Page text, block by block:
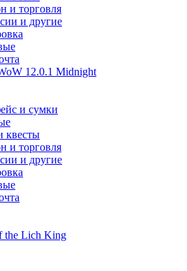
и торговля
и другие
12.0.1 Midnight
и сумки
квесты
и торговля
и другие
the Lich King